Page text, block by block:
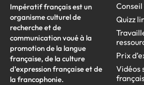
Impératif français est un
organisme culturel de
recherche et de
communication voué à la
promotion de la langue
française, de la culture
d’expression française et de
la francophonie.
Quizz
Prix
Vidéos